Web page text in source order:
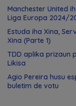
Manchester United
Liga Europa 2024/
Estuda iha Xina,
Xina (Parte 1)
TDD aplika prizaun
Likisa
Agio Pereira husu
buletim de votu